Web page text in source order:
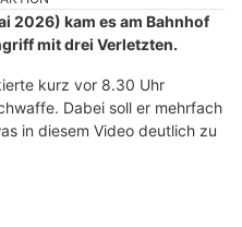
2026) kam es am Bahnhof
mit drei Verletzten.
kurz vor 8.30 Uhr
Dabei soll er mehrfach
in diesem Video deutlich zu